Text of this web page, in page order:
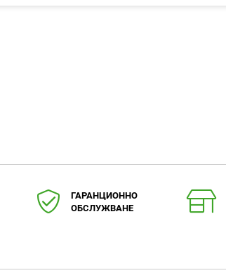
ГАРАНЦИОННО
ОБСЛУЖВАНЕ